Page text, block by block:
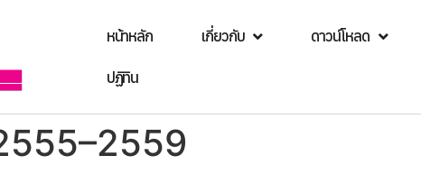
หน้าหลัก เกี่ยวกับ ดาวน์โหลด
ปฏิทิน